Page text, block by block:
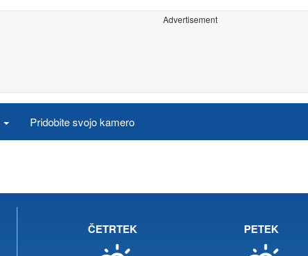
Advertisement
Pridobite svojo kamero
ČETRTEK PETEK